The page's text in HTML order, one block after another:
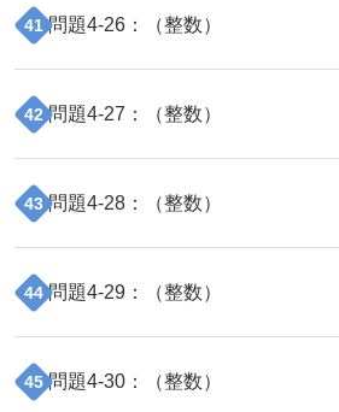
41 問題4-26 ：（整数）
42 問題4-27 ：（整数）
43 問題4-28 ：（整数）
44 問題4-29 ：（整数）
45 問題4-30 ：（整数）